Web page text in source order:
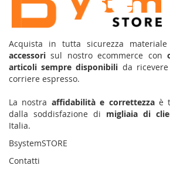
Acquista in tutta sicurezza
accessori sul nostro ecommerce con
articoli sempre disponibili da
corriere espresso.
La nostra affidabilità e correttezzaè
dalla soddisfazione di migliaia di
Italia.
BsystemSTORE
Contatti